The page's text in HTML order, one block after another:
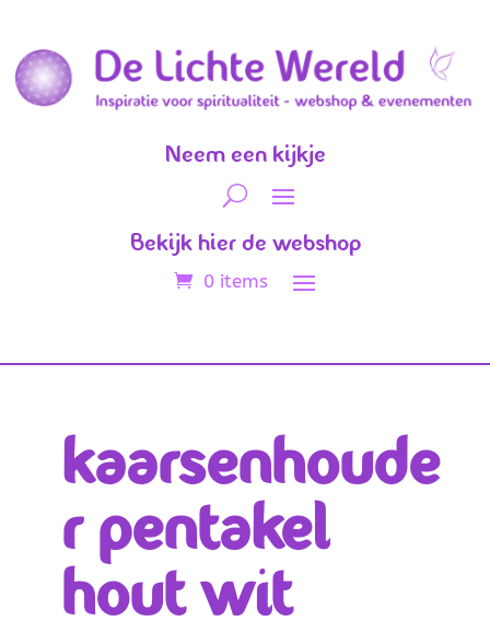
Neem een kijkje
Bekijk hier de webshop
0 items
kaarsenhoude
r pentakel
hout wit